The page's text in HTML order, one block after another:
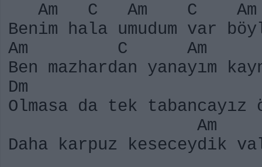
Am C Am C
Benim hala umudum var
Am C
Ben mazhardan yanayım
Dm
Olmasa da tek
Am
Daha karpuz keseceydik